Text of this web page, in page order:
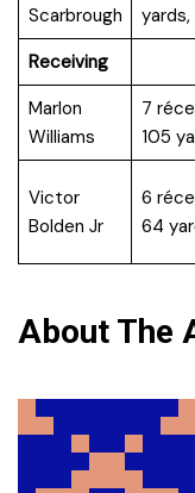
Scarbrough
yards,
Receiving
Marlon
Williams
7
105
Victor
Bolden Jr
6
64
About The